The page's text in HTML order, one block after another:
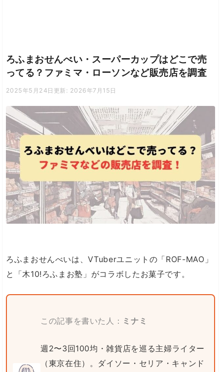
ろふまおせんべい・スーパーカップはどこで売
ってる？ファミマ・ローソンなど販売店を調査
2025年5月24日 更新: 2026年7月15日
ろふまおせんべいは、VTuberユニットの「ROF-MAO」
と「木10!ろふまお塾」がコラボしたお菓子です。
この記事を書いた人： ミナミ
週2〜3回100均・雑貨店を巡る主婦ライター
（東京在住）。ダイソー・セリア・キャンド